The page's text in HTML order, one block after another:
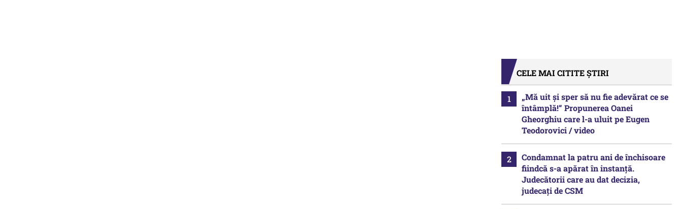
CELE MAI CITITE ȘTIRI
„Mă uit și sper să nu fie adevărat ce se
întâmplă!“ Propunerea Oanei
Gheorghiu care l-a uluit pe Eugen
Teodorovici / video
Condamnat la patru ani de închisoare
fiindcă s-a apărat în instanță.
Judecătorii care au dat decizia,
judecați de CSM